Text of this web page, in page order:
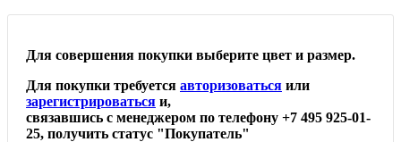
Для совершения покупки выберите цвет и размер.
Для покупки требуется авторизоваться или
зарегистрироваться и,
связавшись с менеджером по телефону +7 495 925-01-
25, получить статус "Покупатель"